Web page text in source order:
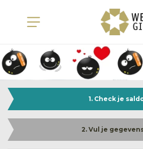
1. Check je
2. Vul je